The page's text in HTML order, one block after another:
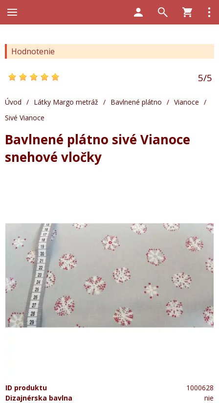
Hodnotenie
5/5
Úvod / Látky Margo metráž / Bavlnené plátno / Vianoce /
Sivé Vianoce
Bavlnené plátno sivé Vianoce
snehové vločky
ID produktu
1000628
Dizajnérska bavlna
nie